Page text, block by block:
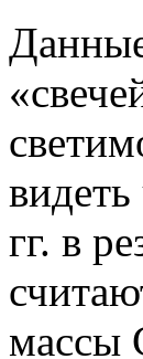
гг. в
массы